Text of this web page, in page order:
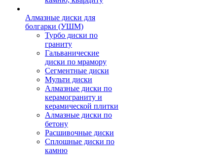
Алмазные диски для
болгарки (УШМ)
Турбо диски по
граниту
Гальванические
диски по мрамору
Сегментные диски
Мульти диски
Алмазные диски по
керамограниту и
керамической плитки
Алмазные диски по
бетону
Расшивочные диски
Сплошные диски по
камню